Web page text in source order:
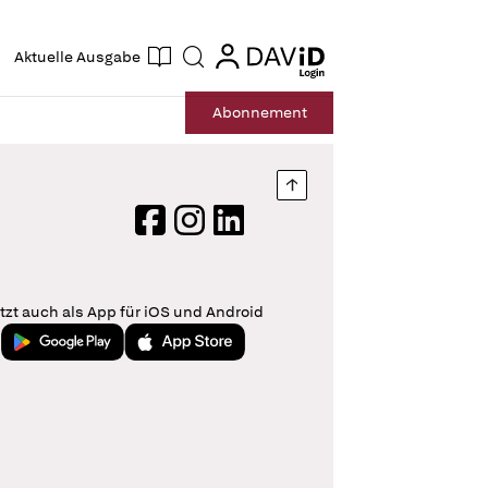
Aktuelle Ausgabe Suche login
login
Abonnement
Nach oben springen
FacebookInstagram
LinkedIn
auch als App für iOS und Android
Jetzt bei Google PlayLaden im App Store